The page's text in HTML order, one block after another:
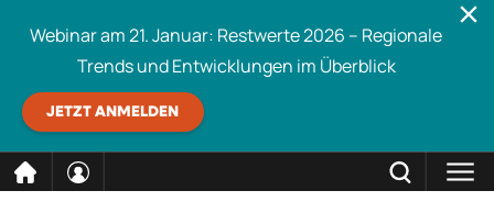
Webinar am 21. Januar: Restwerte 2026 – Regionale
Trends und Entwicklungen im Überblick
JETZT ANMELDEN